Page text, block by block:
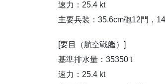
速力：25.4 kt
主要兵装：35.6cm砲12門，
[要目（航空戦艦）]
基準排水量：35350 t
速力：25.4 kt